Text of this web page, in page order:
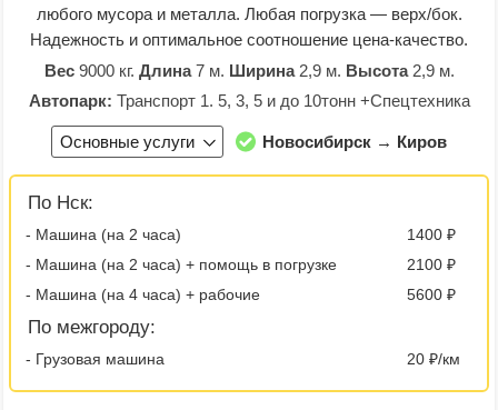
любого мусора и металла. Любая погрузка — верх/бок.
Надежность и оптимальное соотношение цена-качество.
Вес9000 кг. Длина7 м. Ширина2,9 м. Высота2,9 м.
Автопарк: Транспорт 1. 5, 3, 5 и до 10тонн +Спецтехника
Основные услуги Новосибирск → Киров
По Нск:
- Машина (на 2 часа)
1400 ₽
- Машина (на 2 часа) + помощь в погрузке
2100 ₽
- Машина (на 4 часа) + рабочие
5600 ₽
По межгороду:
- Грузовая машина 20 ₽/км